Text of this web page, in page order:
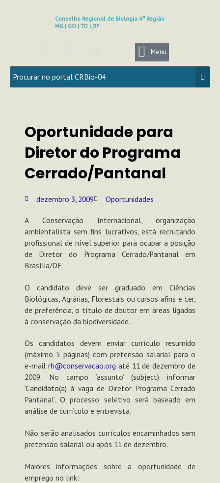
Conselho Regional de Biologia 4ª Região
MG | GO | TO | DF
c
e
b
k
s
t
a
a
m
u
t
u
Menu
Oportunidade para
Diretor do Programa
Cerrado/Pantanal
dezembro 3, 2009 Oportunidades
A Conservação Internacional, organização
ambientalista sem fins lucrativos, está recrutando
profissional de nível superior para ocupar a posição
de Diretor do Programa Cerrado/Pantanal em
Brasília/DF.
O candidato deve ser graduado em Ciências
Biológicas, Agrárias, Florestais ou cursos afins e ter,
de preferência, o título de doutor em áreas ligadas
à conservação da biodiversidade.
Os candidatos devem enviar currículo resumido
(máximo 5 páginas) com pretensão salarial para o
e-mail rh@conservacao.org até 11 de dezembro de
2009. No campo ‘assunto’ (subject) informar
‘Candidato(a) à vaga de Diretor Programa Cerrado
Pantanal’. O processo seletivo será baseado em
análise de currículo e entrevista.
Não serão analisados currículos encaminhados sem
pretensão salarial ou após 11 de dezembro.
Maiores informações sobre a oportunidade de
emprego no link: